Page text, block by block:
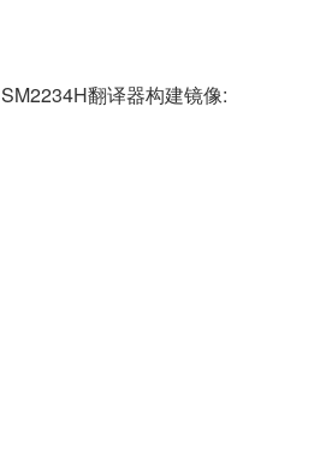
SM2234H翻译器构建镜像: